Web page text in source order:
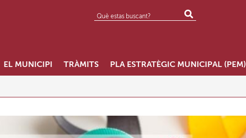
EL MUNICIPI TRÀMITS PLA ESTRATÈGIC MUNICIPAL (PEM)